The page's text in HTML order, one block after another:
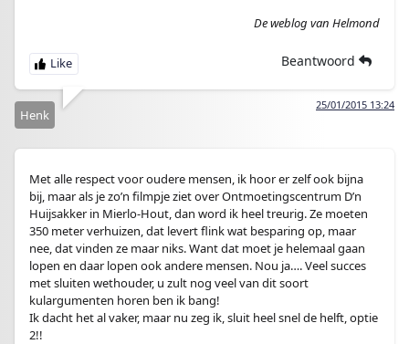
De weblog van Helmond
Beantwoord
25/01/2015 13:24
Henk
Met alle respect voor oudere mensen, ik hoor er zelf ook bijna
bij, maar als je zo’n filmpje ziet over Ontmoetingscentrum D’n
Huijsakker in Mierlo-Hout, dan word ik heel treurig. Ze moeten
350 meter verhuizen, dat levert flink wat besparing op, maar
nee, dat vinden ze maar niks. Want dat moet je helemaal gaan
lopen en daar lopen ook andere mensen. Nou ja…. Veel succes
met sluiten wethouder, u zult nog veel van dit soort
kulargumenten horen ben ik bang!
Ik dacht het al vaker, maar nu zeg ik, sluit heel snel de helft, optie
2!!